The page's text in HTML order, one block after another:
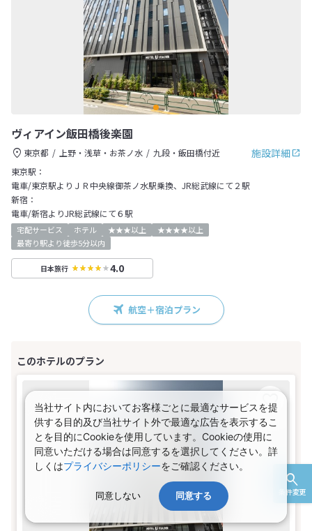
条件変更
ヴィアイン飯田橋後楽園
施設詳細
東京都 上野・浅草・お茶ノ水
九段・飯田橋付近
東京駅：
電車/東京駅よりＪＲ中央線御茶ノ水駅乗換、JR総武線にて２駅
新宿：
電車/新宿よりJR総武線にて６駅
宅配サービス ホテル ★★★以上
★★★★以上
最寄り駅より徒歩5分以内
日本旅行 4.0
航空＋宿泊プラン
当社サイト内においてお客様ごとに最適なサービスを提
供する目的及び当社サイト外で最適な広告を表示するこ
とを目的にCookieを使用しています。Cookieの使用に
同意いただける場合は同意するを選択してください。詳
しくはプライバシーポリシーをご確認ください。
同意しない 同意する